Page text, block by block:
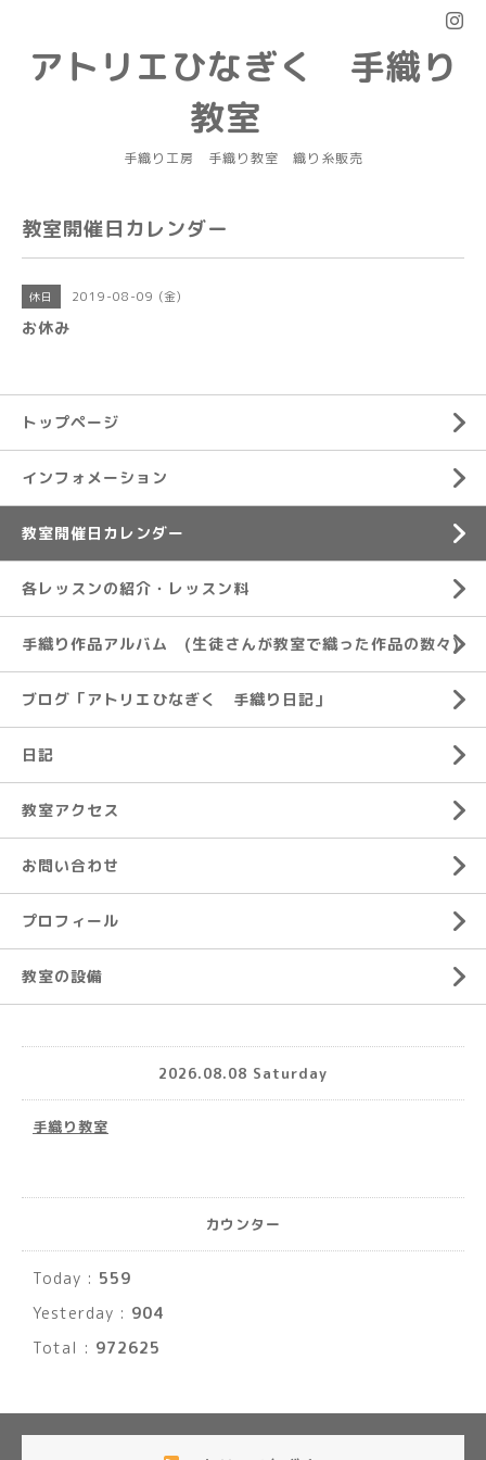
アトリエひなぎく 手織り
教室
手織り工房 手織り教室 織り糸販売
教室開催日カレンダー
休日 2019-08-09 (金)
お休み
トップページ
インフォメーション
教室開催日カレンダー
各レッスンの紹介・レッスン料
手織り作品アルバム (生徒さんが教室で織った作品の数々)
ブログ「アトリエひなぎく 手織り日記」
日記
教室アクセス
お問い合わせ
プロフィール
教室の設備
2026.08.08 Saturday
手織り教室
カウンター
Today : 559
Yesterday : 904
Total : 972625